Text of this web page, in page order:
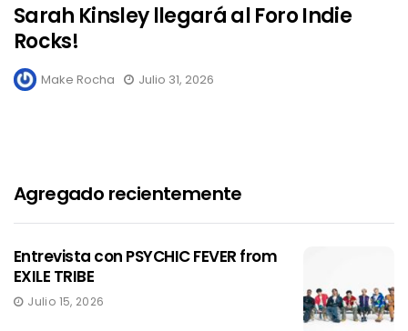
Sarah Kinsley llegará al Foro Indie
Rocks!
Make Rocha Julio 31, 2026
Agregado recientemente
Entrevista con PSYCHIC FEVER from
EXILE TRIBE
Julio 15, 2026